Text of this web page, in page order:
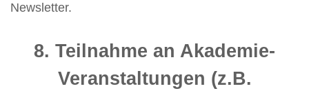
Newsletter.
8. Teilnahme an Akademie-
Veranstaltungen (z.B.